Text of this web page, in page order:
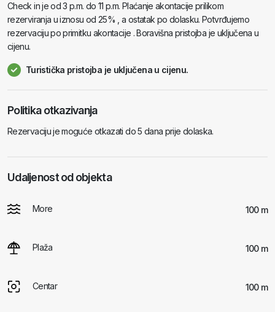
Check in je od 3 p.m. do 11 p.m. Plaćanje akontacije prilikom
rezerviranja u iznosu od 25% , a ostatak po dolasku. Potvrđujemo
rezervaciju po primitku akontacije . Boravišna pristojba je uključena u
cijenu.
Turistička pristojba je uključena u cijenu.
Politika otkazivanja
Rezervaciju je moguće otkazati do 5 dana prije dolaska.
Udaljenost od objekta
More 100 m
Plaža 100 m
Centar 100 m